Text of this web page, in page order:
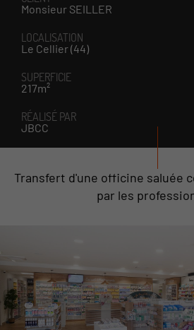
Monsieur SEILLER
LOCALISATION
Le Cellier (44)
SUPERFICIE
217m²
RÉALISÉ PAR
JBCC
Transfert d'une officine saluée
par les